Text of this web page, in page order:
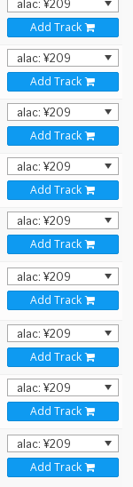
Add Track
Add Track
Add Track
Add Track
Add Track
Add Track
Add Track
Add Track
Add Track